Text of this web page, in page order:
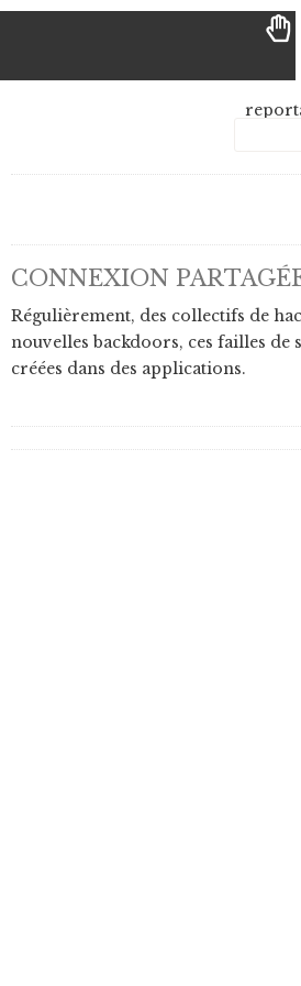
CONNEXION
Régulièrement, des collectifs de
nouvelles backdoors, ces failles de
créées dans des applications.